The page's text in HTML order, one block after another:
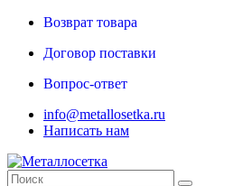
Возврат товара
Договор поставки
Вопрос-ответ
info@metallosetka.ru
Написать нам